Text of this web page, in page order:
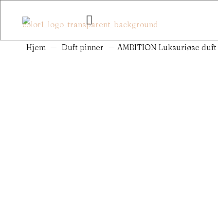
Hjem — Duft pinner — AMBITION Luksuriøse